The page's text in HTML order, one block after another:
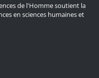
de l'Homme soutient la
en sciences humaines et